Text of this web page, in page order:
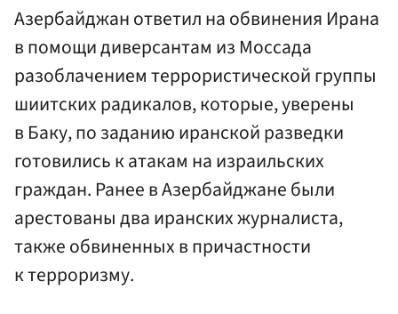
Азербайджан ответил на обвинения Ирана
в помощи диверсантам из Моссада
разоблачением террористической группы
шиитских радикалов, которые, уверены
в Баку, по заданию иранской разведки
готовились к атакам на израильских
граждан. Ранее в Азербайджане были
арестованы два иранских журналиста,
также обвиненных в причастности
к терроризму.